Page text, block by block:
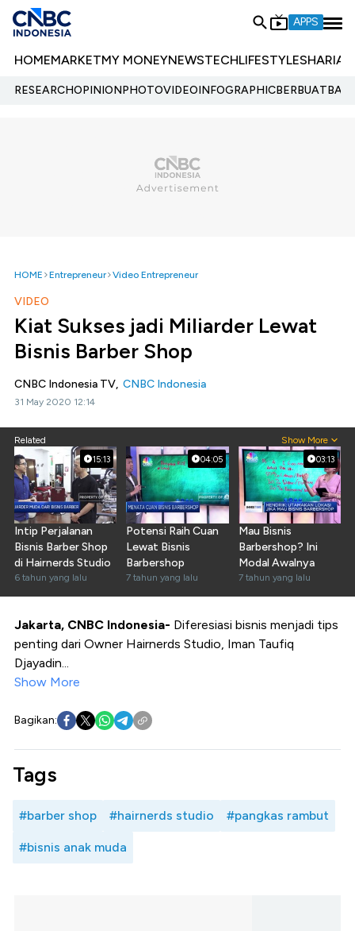
APPS
HOMEMARKETMY MONEYNEWSTECHLIFESTYLESHARIA
RESEARCHOPINIONPHOTOVIDEOINFOGRAPHIC
HOME Entrepreneur Video Entrepreneur
VIDEO
Kiat Sukses jadi Miliarder Lewat
Bisnis Barber Shop
CNBC Indonesia TV, CNBC Indonesia
31 May 2020 12:14
Related Show More
15:13
Intip Perjalanan
Bisnis Barber Shop
di Hairnerds Studio
6 tahun yang lalu
04:05
Potensi Raih Cuan
Lewat Bisnis
Barbershop
7 tahun yang lalu
03:13
Mau Bisnis
Barbershop? Ini
Modal Awalnya
7 tahun yang lalu
Jakarta, CNBC Indonesia- Diferesiasi bisnis menjadi tips
penting dari Owner Hairnerds Studio, Iman Taufiq
Djayadin...
Show More
Bagikan:
Tags
#barber shop #hairnerds studio #pangkas rambut
#bisnis anak muda